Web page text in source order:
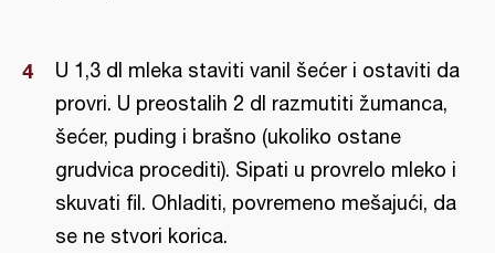
U 1,3 dl mleka staviti vanil šećer i ostaviti da
provri. U preostalih 2 dl razmutiti žumanca,
šećer, puding i brašno (ukoliko ostane
grudvica procediti). Sipati u provrelo mleko i
skuvati fil. Ohladiti, povremeno mešajući, da
se ne stvori korica.